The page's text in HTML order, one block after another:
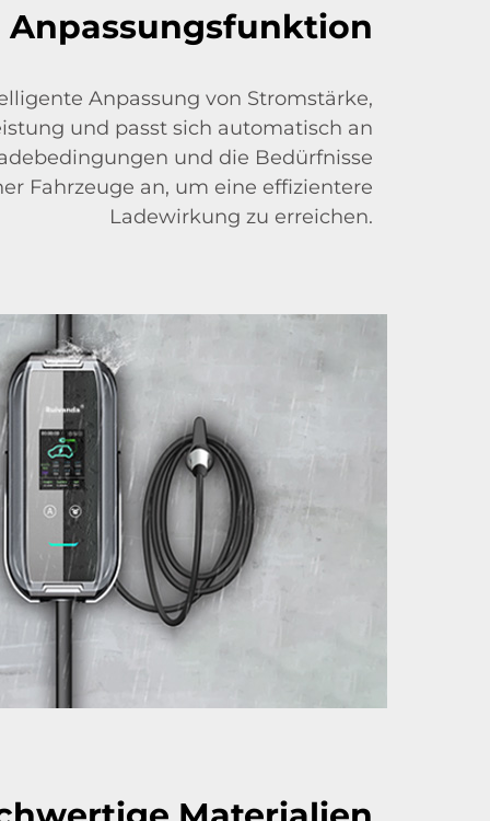
Anpassung von Stromstärke,
und passt sich automatisch an
und die Bedürfnisse
Fahrzeuge an, um eine effizientere
Ladewirkung zu erreichen.